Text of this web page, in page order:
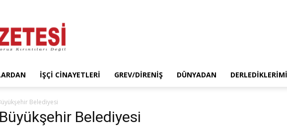
İŞÇI CINAYETLERI GREV/DIRENIŞ DÜNYADAN
Belediyesi
Belediyesi